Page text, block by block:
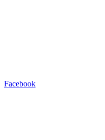
Facebook